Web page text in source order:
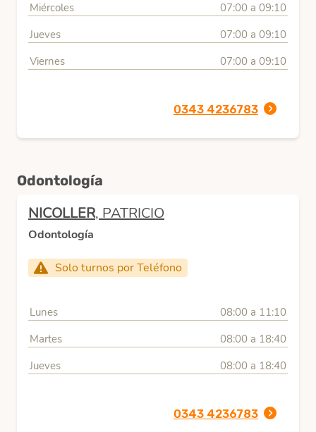
Miércoles
07:00 a 09:10
Jueves
07:00 a 09:10
Viernes
07:00 a 09:10
0343 4236783
Odontología
NICOLLER, PATRICIO
Odontología
Solo turnos por Teléfono
Lunes
08:00 a 11:10
Martes
08:00 a 18:40
Jueves
08:00 a 18:40
0343 4236783